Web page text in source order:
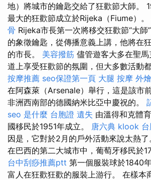
地）將城市的鑰匙交給了狂歡節大師。
最大的狂歡節成立於Rijeka（Fiume）。
骨 Rijeka市長第一次將移交狂歡節“大
的象徵鑰匙，從傳播意義上講，他將在
的市長。 美容撥筋 儘管遊客大多在聖
道上享受狂歡節的氛圍，但大多數活動
按摩推薦 seo保證第一頁 大腿 按摩 外
在阿森萊（Arsenale）舉行，這是該市
非洲西南部的德國納米比亞中慶祝的。
seo 是什麼 台胞證 遺失 由溫得和克體
國移民於1951年成立。 唐六典 klook 台
因是，它對於2月的戶外活動來說太熱了
在巴西的第二大城市中，葡萄牙移民於
台中刮痧推薦ptt 第一個服裝球於1840
富人在狂歡狂歡的服裝上游行。 在樣本